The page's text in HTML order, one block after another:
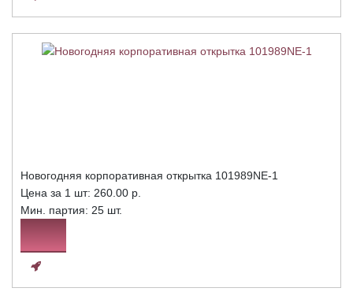
Новогодняя корпоративная открытка 101989NE-1
Цена за 1 шт: 260.00 р.
Мин. партия: 25 шт.